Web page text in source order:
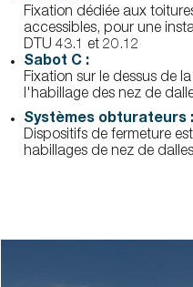
Fixation dédiée aux
accessibles, pour une
DTU 43.1 et 20.12
Sabot C :
Fixation sur le dessus de
l'habillage des nez de
Systèmes obturateurs :
Dispositifs de fermeture
habillages de nez de dalles